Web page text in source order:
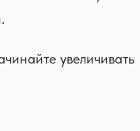
увеличивать